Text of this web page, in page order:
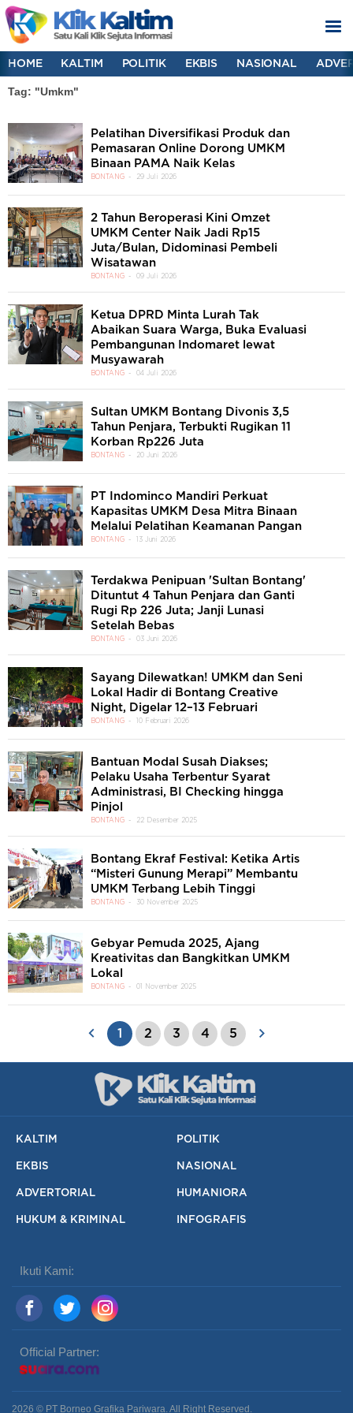
HOME KALTIM POLITIK EKBIS NASIONAL
Tag: "Umkm"
Pelatihan Diversifikasi Produk dan
Pemasaran Online Dorong UMKM
Binaan PAMA Naik Kelas
BONTANG 29 Juli 2026
2 Tahun Beroperasi Kini Omzet
UMKM Center Naik Jadi Rp15
Juta/Bulan, Didominasi Pembeli
Wisatawan
BONTANG 09 Juli 2026
Ketua DPRD Minta Lurah Tak
Abaikan Suara Warga, Buka Evaluasi
Pembangunan Indomaret lewat
Musyawarah
BONTANG 04 Juli 2026
Sultan UMKM Bontang Divonis 3,5
Tahun Penjara, Terbukti Rugikan 11
Korban Rp226 Juta
BONTANG 20 Juni 2026
PT Indominco Mandiri Perkuat
Kapasitas UMKM Desa Mitra Binaan
Melalui Pelatihan Keamanan Pangan
BONTANG 13 Juni 2026
Terdakwa Penipuan 'Sultan Bontang'
Dituntut 4 Tahun Penjara dan Ganti
Rugi Rp 226 Juta; Janji Lunasi
Setelah Bebas
BONTANG 03 Juni 2026
Sayang Dilewatkan! UMKM dan Seni
Lokal Hadir di Bontang Creative
Night, Digelar 12–13 Februari
BONTANG 10 Februari 2026
Bantuan Modal Susah Diakses;
Pelaku Usaha Terbentur Syarat
Administrasi, BI Checking hingga
Pinjol
BONTANG 22 Desember 2025
Bontang Ekraf Festival: Ketika Artis
“Misteri Gunung Merapi” Membantu
UMKM Terbang Lebih Tinggi
BONTANG 30 November 2025
Gebyar Pemuda 2025, Ajang
Kreativitas dan Bangkitkan UMKM
Lokal
BONTANG 01 November 2025
1 2 3 4 5
KALTIM POLITIK
EKBIS NASIONAL
ADVERTORIAL HUMANIORA
HUKUM & KRIMINAL INFOGRAFIS
Ikuti Kami:
Official Partner:
2026 © PT Borneo Grafika Pariwara. All Right Reserved.